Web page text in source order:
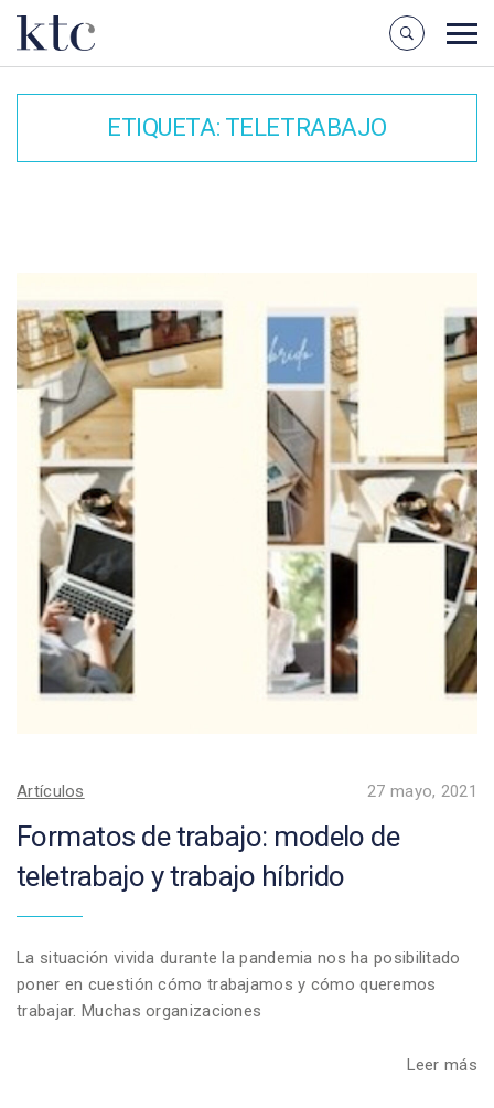
ETIQUETA: TELETRABAJO
Artículos 27 mayo, 2021
Formatos de trabajo: modelo de
teletrabajo y trabajo híbrido
La situación vivida durante la pandemia nos ha posibilitado
poner en cuestión cómo trabajamos y cómo queremos
trabajar. Muchas organizaciones
Leer más